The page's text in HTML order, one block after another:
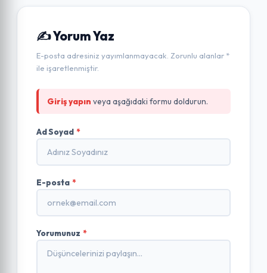
✍️ Yorum Yaz
E-posta adresiniz yayımlanmayacak. Zorunlu alanlar *
ile işaretlenmiştir.
Giriş yapın veya aşağıdaki formu doldurun.
Ad Soyad *
E-posta *
Yorumunuz *